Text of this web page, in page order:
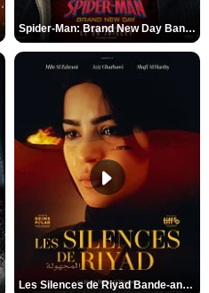
Spider-Man: Brand New Day Bande-annonce VO STFR
Les Silences de Riyad Bande-annonce VO STFR